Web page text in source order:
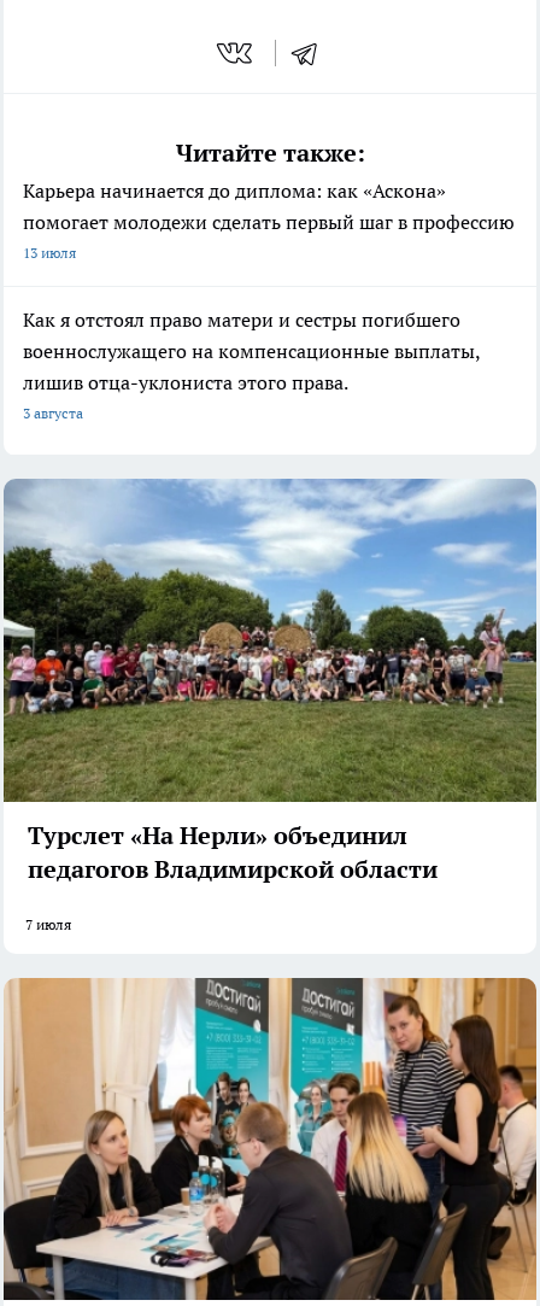
Читайте также:
Карьера начинается до диплома: как «Аскона»
помогает молодежи сделать первый шаг в профессию
13 июля
Как я отстоял право матери и сестры погибшего
военнослужащего на компенсационные выплаты,
лишив отца-уклониста этого права.
3 августа
Турслет «На Нерли» объединил
педагогов Владимирской области
7 июля